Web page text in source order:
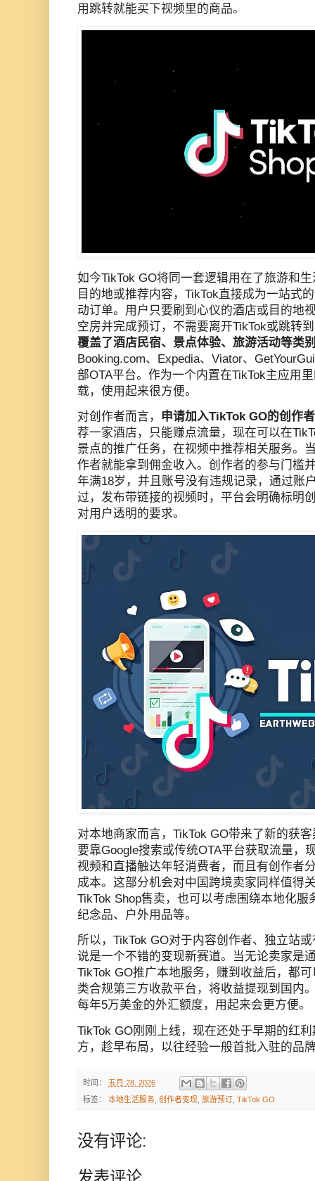
用跳转就能买下视频里的商品。
如今TikTok GO将同一套逻辑用在了旅游和
目的地或推荐内容，TikTok直接成为一站式
动订单。用户只要刷到心仪的酒店或目的地
空房并完成预订，不需要离开TikTok或跳转
覆盖了酒店民宿、景点体验、旅游活动等类
Booking.com、Expedia、Viator、
部OTA平台。作为一个内置在TikTok主应用
载，使用起来很方便。
对创作者而言， 申请加入TikTok GO的创作
荐一家酒店，只能赚点流量，现在可以在
景点的推广任务，在视频中推荐相关服务。
作者就能拿到佣金收入。创作者的参与门槛
年满18岁，并且账号没有违规记录，通过账
过，发布带链接的视频时，平台会明确标明
对用户透明的要求。
对本地商家而言，TikTok GO带来了新的获
要靠Google搜索或传统OTA平台获取流量，
视频和直播触达年轻消费者，而且有创作者
成本。这部分机会对中国跨境卖家同样值得
TikTok Shop售卖，也可以考虑围绕本地化
纪念品、户外用品等。
所以，TikTok GO对于内容创作者、独立站
说是一个不错的变现新赛道。
当无论卖家是
TikTok GO推广本地服务，赚到收益后，都
类合规第三方收款平台，将收益提现到国内
每年5万美金的外汇额度，用起来会更方便。
TikTok GO刚刚上线，现在还处于早期的红
方，趁早布局，以往经验一般首批入驻的品
时间： 五月 28, 2026
标签： 本地生活服务 创作者变现 旅游预订 TikTok GO
没有评论: